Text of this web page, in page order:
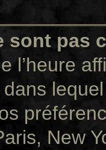
sont pas
l’heure
New